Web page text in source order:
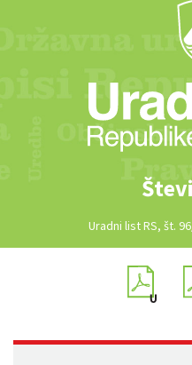
Uradni list RS, št.